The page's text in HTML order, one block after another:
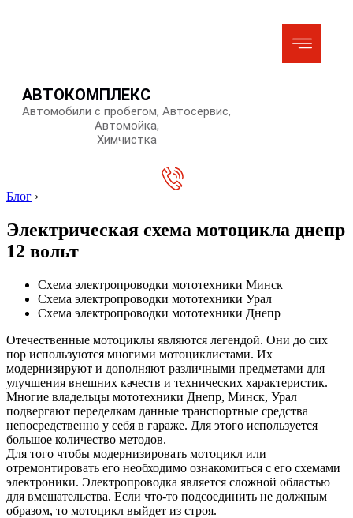
АВТОКОМПЛЕКС
Автомобили с пробегом, Автосервис,
Автомойка,
Химчистка
Блог ›
Электрическая схема мотоцикла днепр
12 вольт
Схема электропроводки мототехники Минск
Схема электропроводки мототехники Урал
Схема электропроводки мототехники Днепр
Отечественные мотоциклы являются легендой. Они до сих
пор используются многими мотоциклистами. Их
модернизируют и дополняют различными предметами для
улучшения внешних качеств и технических характеристик.
Многие владельцы мототехники Днепр, Минск, Урал
подвергают переделкам данные транспортные средства
непосредственно у себя в гараже. Для этого используется
большое количество методов.
Для того чтобы модернизировать мотоцикл или
отремонтировать его необходимо ознакомиться с его схемами
электроники. Электропроводка является сложной областью
для вмешательства. Если что-то подсоединить не должным
образом, то мотоцикл выйдет из строя.